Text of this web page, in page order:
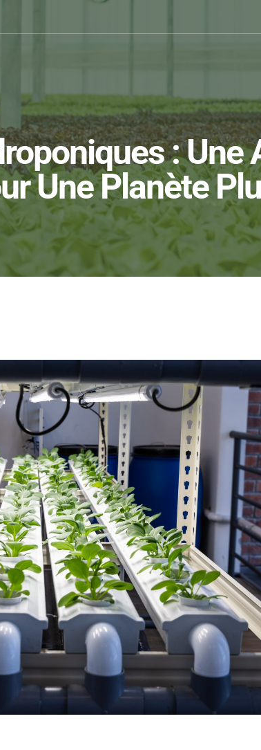
: Une
Une Planète